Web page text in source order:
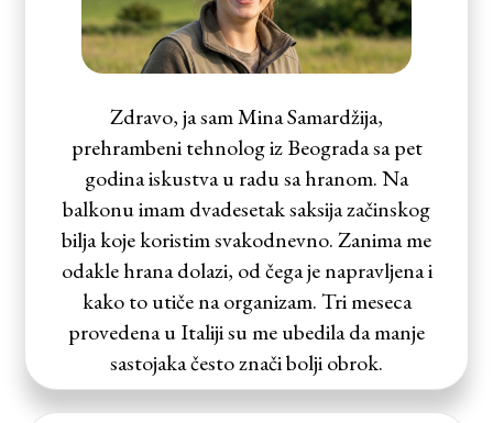
Zdravo, ja sam Mina Samardžija,
prehrambeni tehnolog iz Beograda sa pet
godina iskustva u radu sa hranom. Na
balkonu imam dvadesetak saksija začinskog
bilja koje koristim svakodnevno. Zanima me
odakle hrana dolazi, od čega je napravljena i
kako to utiče na organizam. Tri meseca
provedena u Italiji su me ubedila da manje
sastojaka često znači bolji obrok.